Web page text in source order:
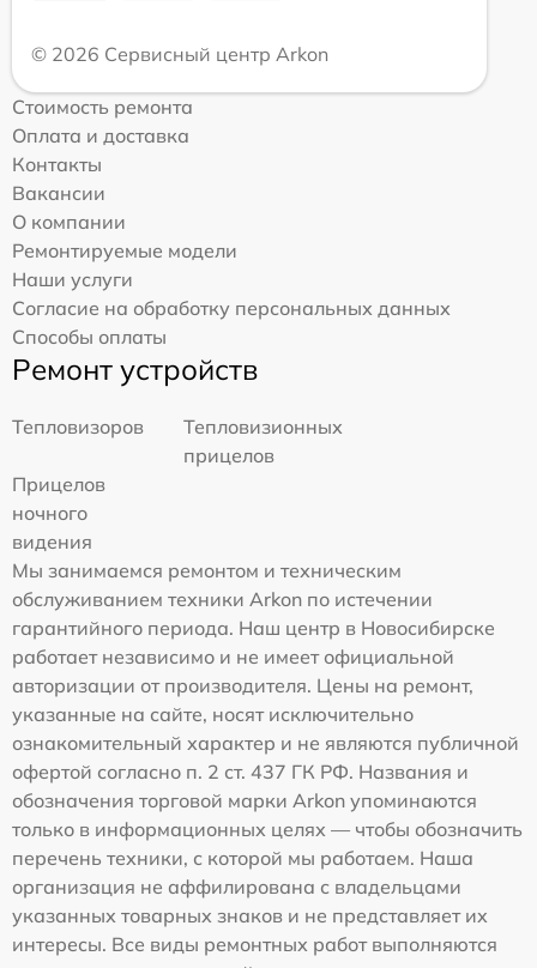
© 2026 Сервисный центр Arkon
Стоимость ремонта
Оплата и доставка
Контакты
Вакансии
О компании
Ремонтируемые модели
Наши услуги
Согласие на обработку персональных данных
Способы оплаты
Ремонт устройств
Тепловизоров
Тепловизионных
прицелов
Прицелов
ночного
видения
Мы занимаемся ремонтом и техническим
обслуживанием техники Arkon по истечении
гарантийного периода. Наш центр в Новосибирске
работает независимо и не имеет официальной
авторизации от производителя. Цены на ремонт,
указанные на сайте, носят исключительно
ознакомительный характер и не являются публичной
офертой согласно п. 2 ст. 437 ГК РФ. Названия и
обозначения торговой марки Arkon упоминаются
только в информационных целях — чтобы обозначить
перечень техники, с которой мы работаем. Наша
организация не аффилирована с владельцами
указанных товарных знаков и не представляет их
интересы. Все виды ремонтных работ выполняются